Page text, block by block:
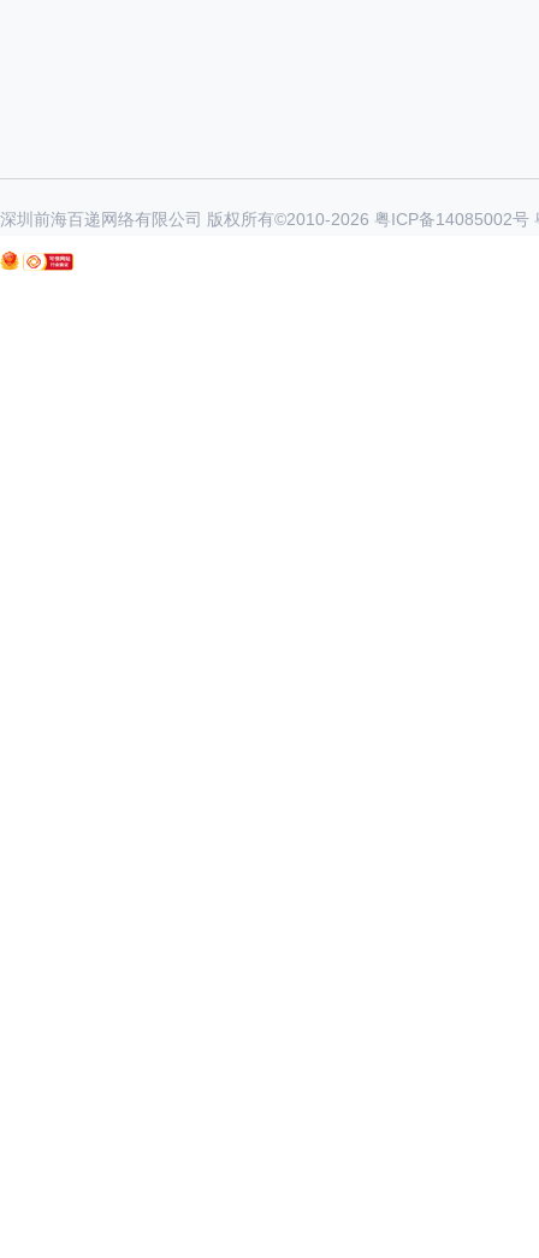
深圳前海百递网络有限公司 版权所有©2010-2026 粤ICP备14085002号